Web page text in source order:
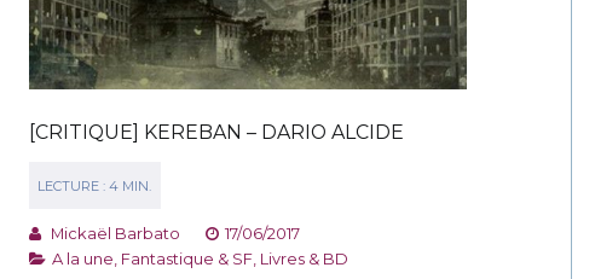
[CRITIQUE] KEREBAN – DARIO ALCIDE
Mickaël Barbato
17/06/2017
A la une Fantastique & SF, Livres & BD